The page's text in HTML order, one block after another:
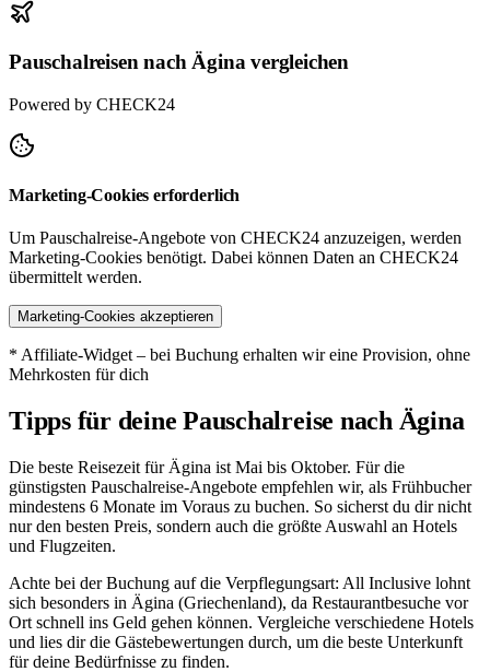
Pauschalreisen nach Ägina vergleichen
Powered by CHECK24
Marketing-Cookies erforderlich
Um Pauschalreise-Angebote von CHECK24 anzuzeigen, werden
Marketing-Cookies benötigt. Dabei können Daten an CHECK24
übermittelt werden.
Marketing-Cookies akzeptieren
* Affiliate-Widget – bei Buchung erhalten wir eine Provision, ohne
Mehrkosten für dich
Tipps für deine Pauschalreise nach Ägina
Die beste Reisezeit für Ägina ist Mai bis Oktober. Für die
günstigsten Pauschalreise-Angebote empfehlen wir, als Frühbucher
mindestens 6 Monate im Voraus zu buchen. So sicherst du dir nicht
nur den besten Preis, sondern auch die größte Auswahl an Hotels
und Flugzeiten.
Achte bei der Buchung auf die Verpflegungsart: All Inclusive lohnt
sich besonders in Ägina (Griechenland), da Restaurantbesuche vor
Ort schnell ins Geld gehen können. Vergleiche verschiedene Hotels
und lies dir die Gästebewertungen durch, um die beste Unterkunft
für deine Bedürfnisse zu finden.